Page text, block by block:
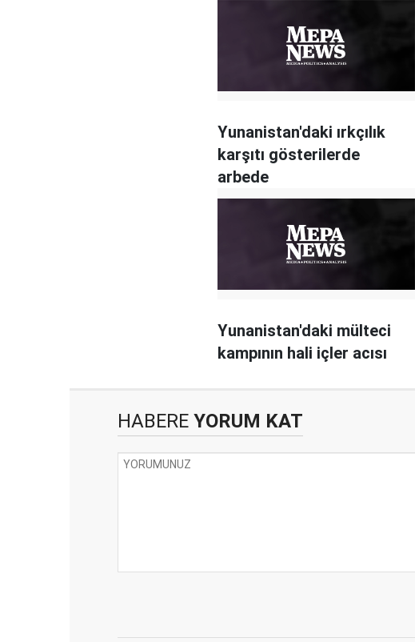
Yunanistan'daki ırkçılık
karşıtı gösterilerde
arbede
Yunanistan'daki mülteci
kampının hali içler acısı
HABERE YORUM KAT